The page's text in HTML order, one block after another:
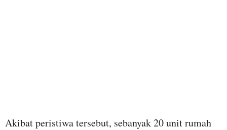
Akibat peristiwa tersebut, sebanyak 20 unit rumah